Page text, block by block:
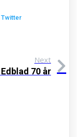
Twitter
Next
70 år